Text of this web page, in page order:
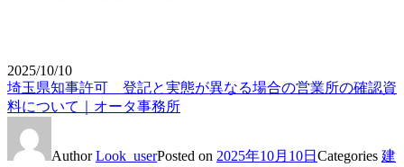
2025/10/10
埼玉県知事許可 登記と実態が異なる場合の営業所の確認資
料について｜オータ事務所
AuthorLook_userPosted on 2025年10月10日 Categories 建